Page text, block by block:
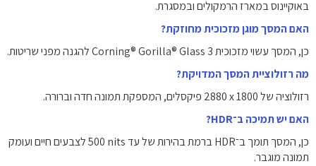
באוקיינוס במארז הרמקולים ובמסגרת.
האם המסך מוגן מזכוכית מחוזקת?
כן, המסך עשוי מזכוכית Corning® Gorilla® Glass 3 להגנה מפני שריטות.
מה רזולוציית המסך המדויקת?
רזולוציה של ‎2880 x 1800‎ פיקסלים, המספקת תמונה חדה וברורה.
האם יש תמיכה ב־HDR?
כן, המסך תומך ב־HDR ברמת בהירות של עד ‎500 nits‎ לצבעים חיים ועומק
תמונה מוגבר.